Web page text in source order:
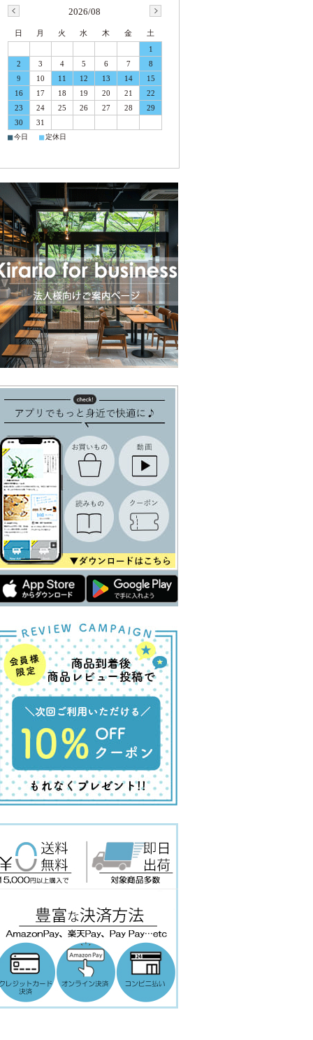
2026/08
日 月 火 水 木 金
土
1
2
3 4 5 6 7
8
9
10 11 12 13 14
15
16
17 18 19 20 21
22
23
24 25 26 27 28
29
30
31
■今日 ■定休日